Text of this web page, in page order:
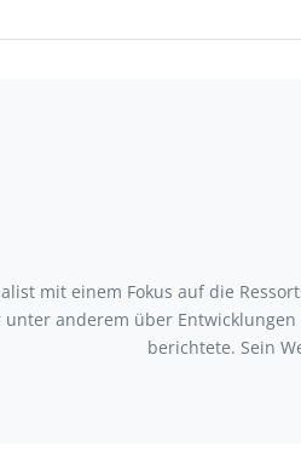
mit einem Fokus auf die
unter anderem über
berichtete. Sein